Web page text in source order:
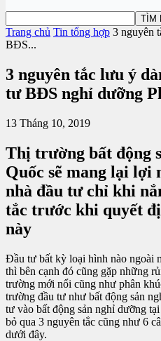
Trang chủ Tin tổng hợp 3 nguyên
BĐS...
3 nguyên tắc lưu ý
tư BĐS nghỉ dưỡng
13 Tháng 10, 2019
Thị trường bất động
Quốc sẽ mang lại lợi
nhà đầu tư chỉ khi
tắc trước khi quyết
này
Đầu tư bất kỳ loại hình nào ngoài
thì bên cạnh đó cũng gặp những
trường mới nổi cũng như phân
trường đầu tư như bất động sản
tư vào bất động sản nghỉ dưỡng
bỏ qua 3 nguyên tắc cũng như 6
dưới đây.